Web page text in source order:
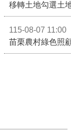
115-08-07 11:00